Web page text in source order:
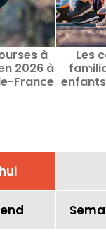
à
2026 à
France
Les